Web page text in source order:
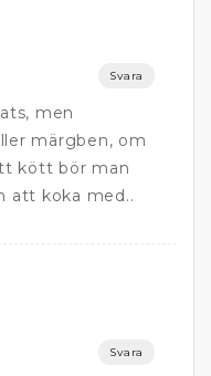
Svara
men
märgben, om
kött bör man
att koka med..
Svara